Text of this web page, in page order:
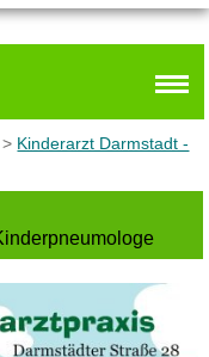
> Kinderarzt Darmstadt -